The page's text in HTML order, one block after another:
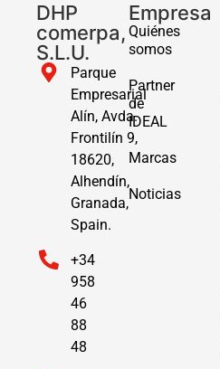
DHP
comerpa,
S.L.U.
Parque
Empresarial
Alín, Avda.
Frontilín 9,
18620,
Alhendín,
Granada,
Spain.
+34
958
46
88
48
Empresa
Quiénes
somos
Partner
de
IDEAL
Marcas
Noticias